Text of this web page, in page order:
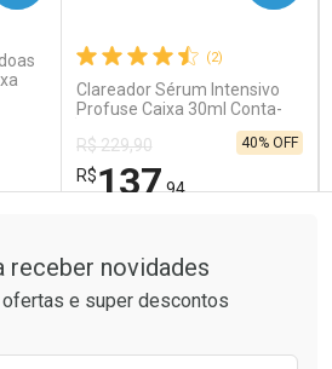
Comprar sem Desconto
Por R$ 15,99/cada
Comprar sem Desconto
(2)
Clareador Sérum Intensivo
Profuse Caixa 30ml Conta-
R$ 229,90
R$137,94
40% OFF
Laboratório
Por Menos
receber novidades
e super descontos